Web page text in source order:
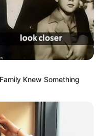
Knew Something